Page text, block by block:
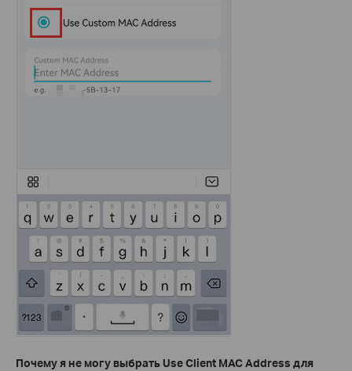
Почему я не могу выбрать Use Client MAC Address для